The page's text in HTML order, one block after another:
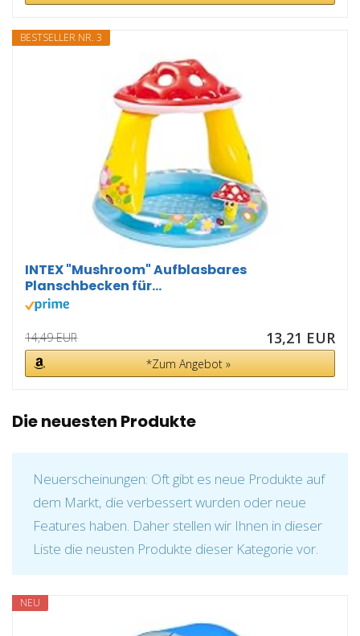
BESTSELLER NR. 3
INTEX "Mushroom" Aufblasbares
Planschbecken für...
14,49 EUR 13,21 EUR
*Zum Angebot »
Die neuesten Produkte
Neuerscheinungen: Oft gibt es neue Produkte auf
dem Markt, die verbessert wurden oder neue
Features haben. Daher stellen wir Ihnen in dieser
Liste die neusten Produkte dieser Kategorie vor.
NEU